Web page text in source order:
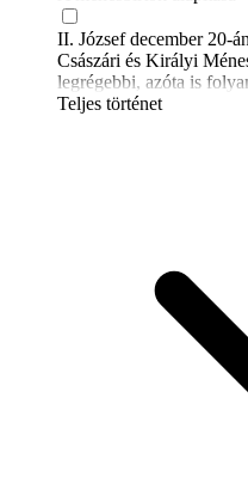
II. József december 20-
Császári és Királyi
legrégebbi, azóta is
ménesbirtokát.
Teljes történet